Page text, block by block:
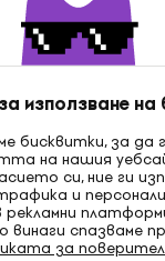
използване на
бисквитки, за да
на нашия
си, ние ги
и
рекламни
винаги спазваме
за
Контакти